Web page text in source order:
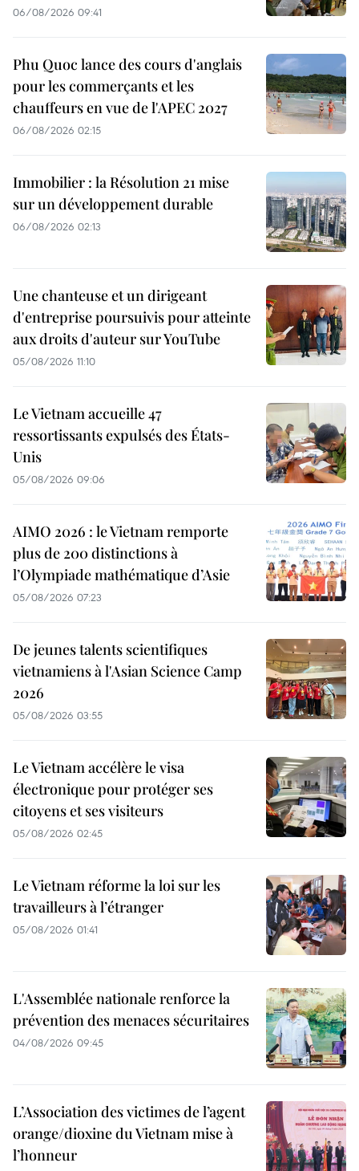
06/08/2026 09:41
Phu Quoc lance des cours d'anglais
pour les commerçants et les
chauffeurs en vue de l'APEC 2027
06/08/2026 02:15
Immobilier : la Résolution 21 mise
sur un développement durable
06/08/2026 02:13
Une chanteuse et un dirigeant
d'entreprise poursuivis pour atteinte
aux droits d'auteur sur YouTube
05/08/2026 11:10
Le Vietnam accueille 47
ressortissants expulsés des États-
Unis
05/08/2026 09:06
AIMO 2026 : le Vietnam remporte
plus de 200 distinctions à
l’Olympiade mathématique d’Asie
05/08/2026 07:23
De jeunes talents scientifiques
vietnamiens à l'Asian Science Camp
2026
05/08/2026 03:55
Le Vietnam accélère le visa
électronique pour protéger ses
citoyens et ses visiteurs
05/08/2026 02:45
Le Vietnam réforme la loi sur les
travailleurs à l’étranger
05/08/2026 01:41
L'Assemblée nationale renforce la
prévention des menaces sécuritaires
04/08/2026 09:45
L’Association des victimes de l’agent
orange/dioxine du Vietnam mise à
l’honneur